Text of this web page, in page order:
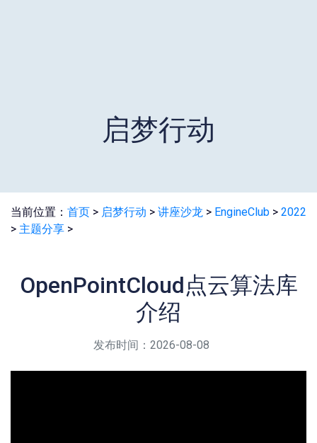
启梦行动
当前位置： 首页 > 启梦行动 > 讲座沙龙 > EngineClub > 2022
> 主题分享 >
OpenPointCloud点云算法库
介绍
发布时间：2026-08-08